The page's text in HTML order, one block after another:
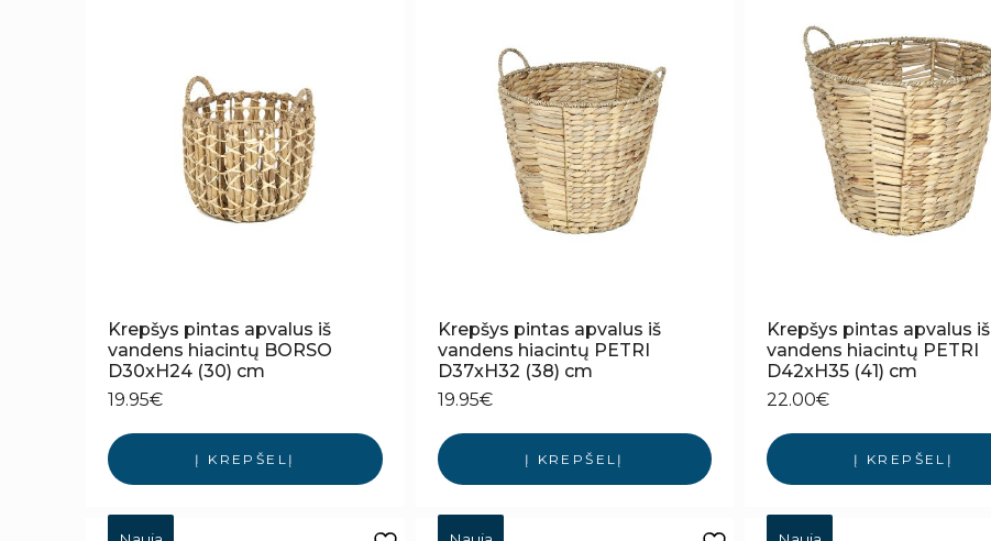
Krepšys pintas apvalus iš
vandens hiacintų BORSO
D30xH24 (30) cm
19.95€
Į KREPŠELĮ
Krepšys pintas apvalus iš
vandens hiacintų PETRI
D37xH32 (38) cm
19.95€
Į KREPŠELĮ
Krepšys pintas apvalus iš
vandens hiacintų PETRI
D42xH35 (41) cm
22.00€
Į KREPŠELĮ